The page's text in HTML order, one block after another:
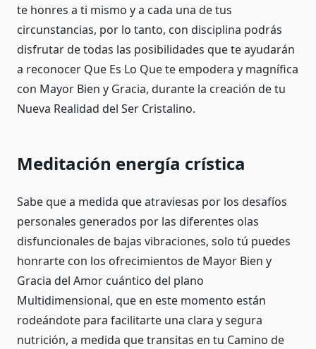
te honres a ti mismo y a cada una de tus
circunstancias, por lo tanto, con disciplina podrás
disfrutar de todas las posibilidades que te ayudarán
a reconocer Que Es Lo Que te empodera y magnífica
con Mayor Bien y Gracia, durante la creación de tu
Nueva Realidad del Ser Cristalino.
Meditación energía crística
Sabe que a medida que atraviesas por los desafíos
personales generados por las diferentes olas
disfuncionales de bajas vibraciones, solo tú puedes
honrarte con los ofrecimientos de Mayor Bien y
Gracia del Amor cuántico del plano
Multidimensional, que en este momento están
rodeándote para facilitarte una clara y segura
nutrición, a medida que transitas en tu Camino de